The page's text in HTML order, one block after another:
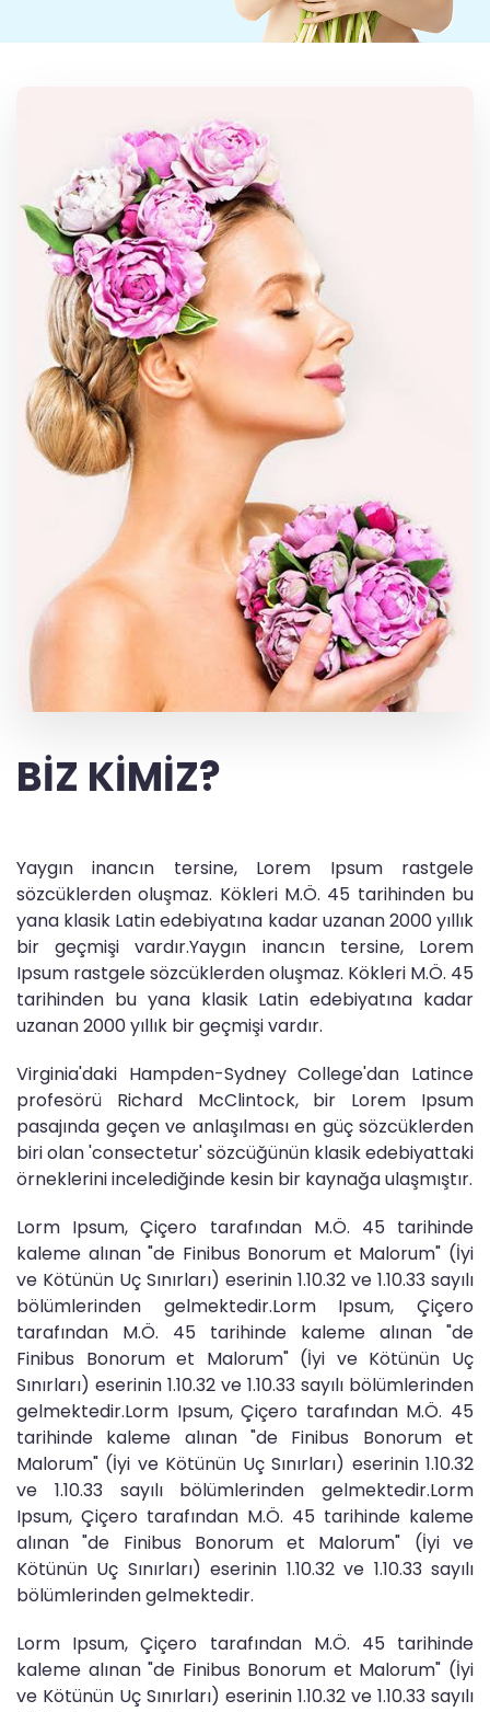
BİZ KİMİZ?
Yaygın inancın tersine, Lorem Ipsum rastgele
sözcüklerden oluşmaz. Kökleri M.Ö. 45 tarihinden bu
yana klasik Latin edebiyatına kadar uzanan 2000 yıllık
bir geçmişi vardır.Yaygın inancın tersine, Lorem
Ipsum rastgele sözcüklerden oluşmaz. Kökleri M.Ö. 45
tarihinden bu yana klasik Latin edebiyatına kadar
uzanan 2000 yıllık bir geçmişi vardır.
Virginia'daki Hampden-Sydney College'dan Latince
profesörü Richard McClintock, bir Lorem Ipsum
pasajında geçen ve anlaşılması en güç sözcüklerden
biri olan 'consectetur' sözcüğünün klasik edebiyattaki
örneklerini incelediğinde kesin bir kaynağa ulaşmıştır.
Lorm Ipsum, Çiçero tarafından M.Ö. 45 tarihinde
kaleme alınan "de Finibus Bonorum et Malorum" (İyi
ve Kötünün Uç Sınırları) eserinin 1.10.32 ve 1.10.33 sayılı
bölümlerinden gelmektedir.Lorm Ipsum, Çiçero
tarafından M.Ö. 45 tarihinde kaleme alınan "de
Finibus Bonorum et Malorum" (İyi ve Kötünün Uç
Sınırları) eserinin 1.10.32 ve 1.10.33 sayılı bölümlerinden
gelmektedir.Lorm Ipsum, Çiçero tarafından M.Ö. 45
tarihinde kaleme alınan "de Finibus Bonorum et
Malorum" (İyi ve Kötünün Uç Sınırları) eserinin 1.10.32
ve 1.10.33 sayılı bölümlerinden gelmektedir.Lorm
Ipsum, Çiçero tarafından M.Ö. 45 tarihinde kaleme
alınan "de Finibus Bonorum et Malorum" (İyi ve
Kötünün Uç Sınırları) eserinin 1.10.32 ve 1.10.33 sayılı
bölümlerinden gelmektedir.
Lorm Ipsum, Çiçero tarafından M.Ö. 45 tarihinde
kaleme alınan "de Finibus Bonorum et Malorum" (İyi
ve Kötünün Uç Sınırları) eserinin 1.10.32 ve 1.10.33 sayılı